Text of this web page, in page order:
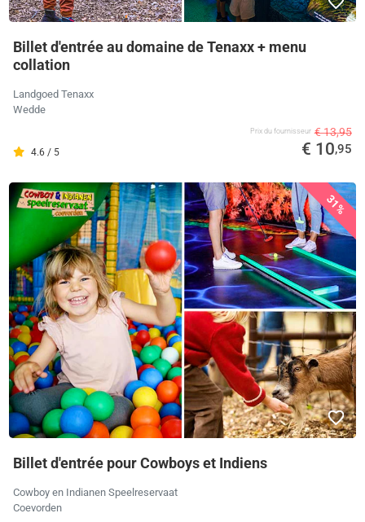
Billet d'entrée au domaine de Tenaxx + menu
collation
Landgoed Tenaxx
Wedde
4.6 / 5
Prix ​​du fournisseur € 13,95
€ 10,95
31%
Billet d'entrée pour Cowboys et Indiens
Cowboy en Indianen Speelreservaat
Coevorden